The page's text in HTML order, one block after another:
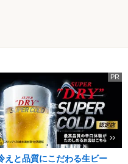
PR
えと品質にこだわる生ビー